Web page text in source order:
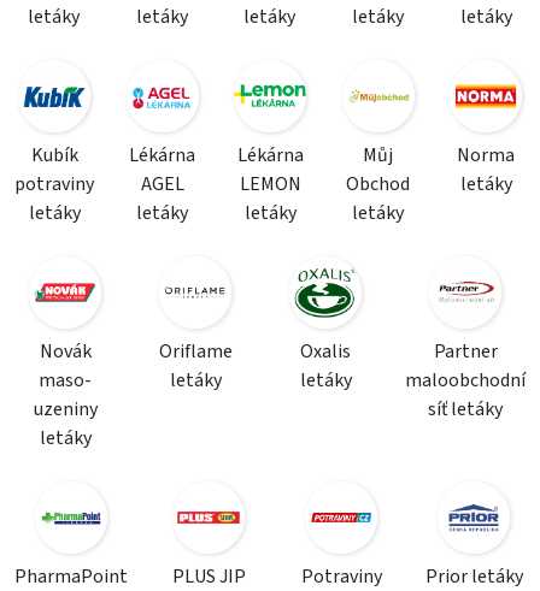
letáky
letáky
letáky
letáky
letáky
Kubík
potraviny
letáky
Lékárna
AGEL
letáky
Lékárna
LEMON
letáky
Můj
Obchod
letáky
Norma
letáky
Novák
maso-
uzeniny
letáky
Oriflame
letáky
Oxalis
letáky
Partner
maloobchodní
síť letáky
PharmaPoint
PLUS JIP
Potraviny
Prior letáky